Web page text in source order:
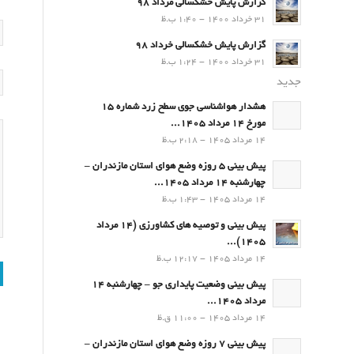
گزارش پایش خشکسالی مرداد 98
31 خرداد 1400 - 1:40 ب.ظ
گزارش پایش خشکسالی خرداد 98
31 خرداد 1400 - 1:24 ب.ظ
جدید
هشدار هواشناسی جوی سطح زرد شماره 15
مورخ 14 مرداد 1405...
14 مرداد 1405 - 2:18 ب.ظ
پیش بینی 5 روزه وضع هوای استان مازندران –
چهارشنبه 14 مرداد 1405...
14 مرداد 1405 - 1:43 ب.ظ
پیش بینی و توصیه های کشاورزی (14 مرداد
۱۴۰۵)...
14 مرداد 1405 - 12:17 ب.ظ
پیش بینی وضعیت پایداری جو – چهارشنبه 14
مرداد 1405...
14 مرداد 1405 - 11:00 ق.ظ
پیش بینی 7 روزه وضع هوای استان مازندران –